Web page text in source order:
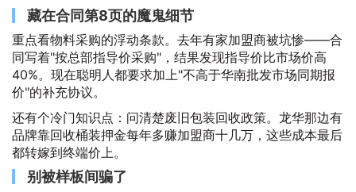
藏在合同第8页的魔鬼细节
重点看物料采购的浮动条款。去年有家加盟商被坑惨——合
同写着"按总部指导价采购"，结果发现指导价比市场价高
40%。现在聪明人都要求加上"不高于华南批发市场同期报
价"的补充协议。
还有个冷门知识点：问清楚废旧包装回收政策。龙华那边有
品牌靠回收桶装押金每年多赚加盟商十几万，这些成本最后
都转嫁到终端价上。
别被样板间骗了